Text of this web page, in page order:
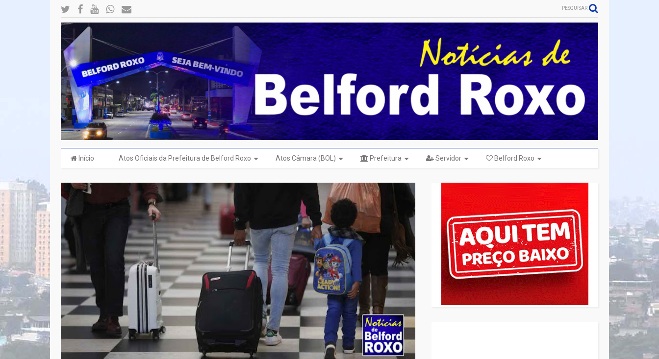
PESQUISAR
Início Atos Oficiais da Prefeitura de Belford Roxo Atos Câmara (BOL) Prefeitura Servidor Belford Roxo